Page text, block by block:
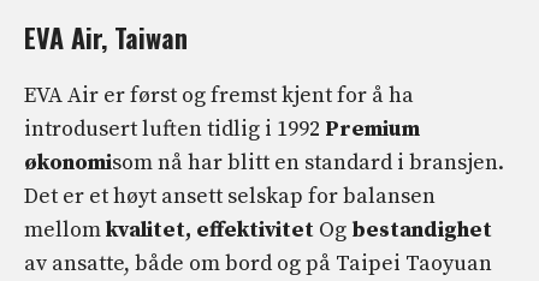
EVA Air, Taiwan
EVA Air er først og fremst kjent for å ha
introdusert luften tidlig i 1992 Premium
økonomisom nå har blitt en standard i bransjen.
Det er et høyt ansett selskap for balansen
mellomkvalitet, effektivitet Og bestandighet
av ansatte, både om bord og på Taipei Taoyuan